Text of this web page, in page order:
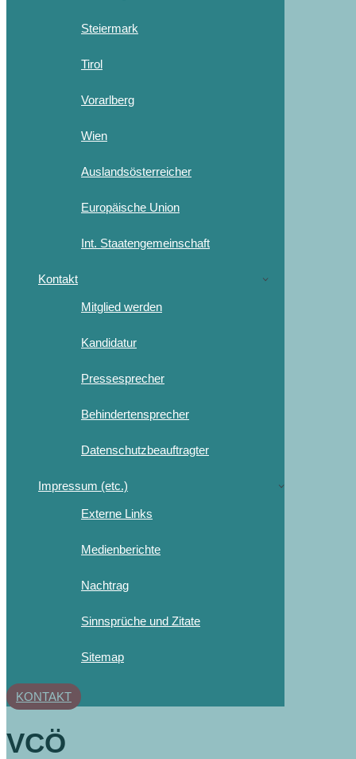
Steiermark
Tirol
Vorarlberg
Wien
Auslandsösterreicher
Europäische Union
Int. Staatengemeinschaft
Kontakt
Mitglied werden
Kandidatur
Pressesprecher
Behindertensprecher
Datenschutzbeauftragter
Impressum (etc.)
Externe Links
Medienberichte
Nachtrag
Sinnsprüche und Zitate
Sitemap
KONTAKT
VCÖ